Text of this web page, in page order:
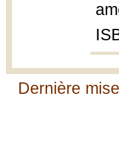
Dernière